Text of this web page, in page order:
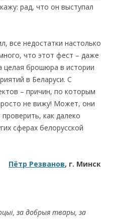
рад, что он выступал
все недостатки настолько
что этот фест – даже
целая брошюра в истории
в Беларуси. С
– причин, по которым
не вижу! Может, они
как далеко
сферах белорусской
Пётр Резванов, г. Минск
за добрыя твары, за